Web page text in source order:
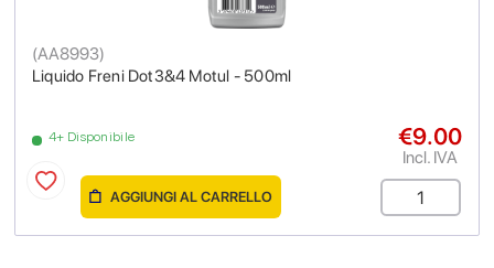
Liquido Freni Dot3&4 Motul - 500ml
(AA8993)
4+ Disponibile €9.00
Incl. IVA
AGGIUNGI AL CARRELLO